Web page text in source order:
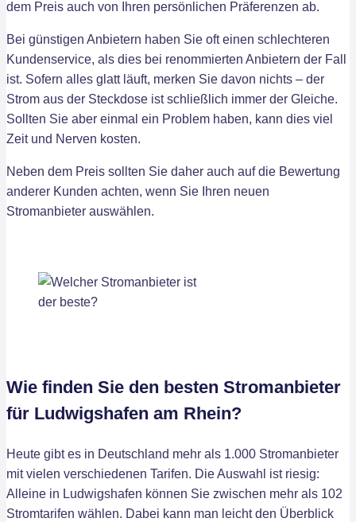
dem Preis auch von Ihren persönlichen Präferenzen ab.
Bei günstigen Anbietern haben Sie oft einen schlechteren
Kundenservice, als dies bei renommierten Anbietern der Fall
ist. Sofern alles glatt läuft, merken Sie davon nichts – der
Strom aus der Steckdose ist schließlich immer der Gleiche.
Sollten Sie aber einmal ein Problem haben, kann dies viel
Zeit und Nerven kosten.
Neben dem Preis sollten Sie daher auch auf die Bewertung
anderer Kunden achten, wenn Sie Ihren neuen
Stromanbieter auswählen.
Wie finden Sie den besten Stromanbieter
für Ludwigshafen am Rhein?
Heute gibt es in Deutschland mehr als 1.000 Stromanbieter
mit vielen verschiedenen Tarifen. Die Auswahl ist riesig:
Alleine in Ludwigshafen können Sie zwischen mehr als 102
Stromtarifen wählen. Dabei kann man leicht den Überblick